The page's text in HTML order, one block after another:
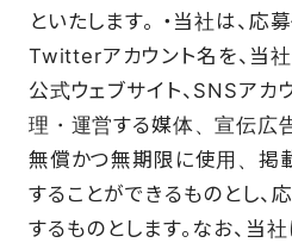
といたします。 ・当社は、
Twitterアカウント名を、当
公式ウェブサイト、SNSアカ
理・運営する媒体、宣伝広
無償かつ無期限に使用、掲
することができるものとし
するものとします。なお、当